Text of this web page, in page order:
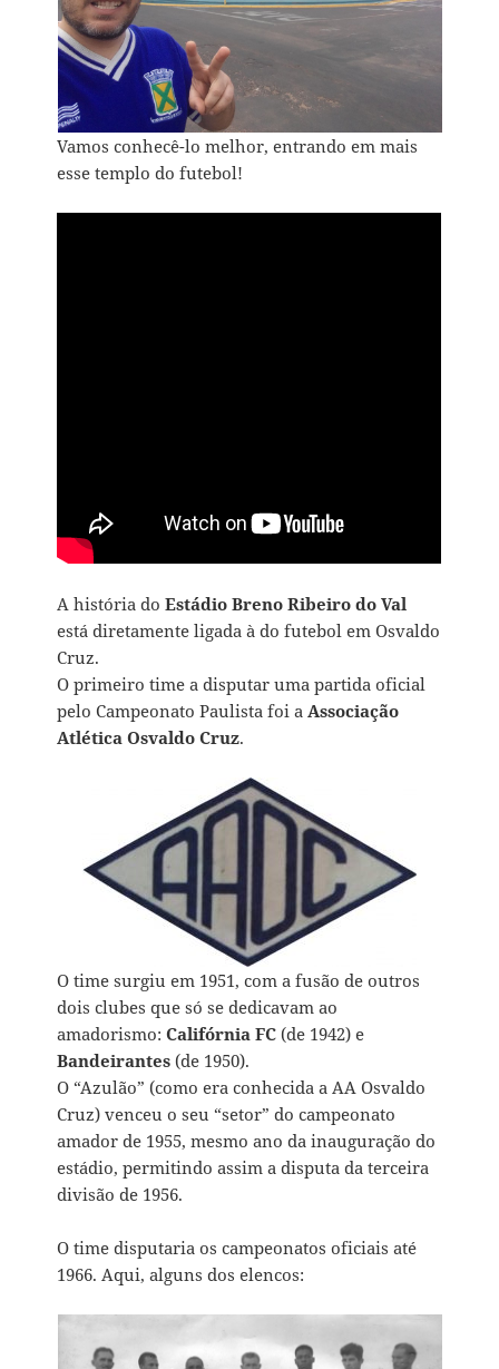
Vamos conhecê-lo melhor, entrando em mais
esse templo do futebol!
A história doEstádio Breno Ribeiro do Val
está diretamente ligada à do futebol em Osvaldo
Cruz.
O primeiro time a disputar uma partida oficial
pelo Campeonato Paulista foi a Associação
Atlética Osvaldo Cruz.
O time surgiu em 1951, com a fusão de outros
dois clubes que só se dedicavam ao
amadorismo:Califórnia FC (de 1942) e
Bandeirantes (de 1950).
O “Azulão” (como era conhecida a AA Osvaldo
Cruz) venceu o seu “setor” do campeonato
amador de 1955, mesmo ano da inauguração do
estádio, permitindo assim a disputa da terceira
divisão de 1956.
O time disputaria os campeonatos oficiais até
1966. Aqui, alguns dos elencos: